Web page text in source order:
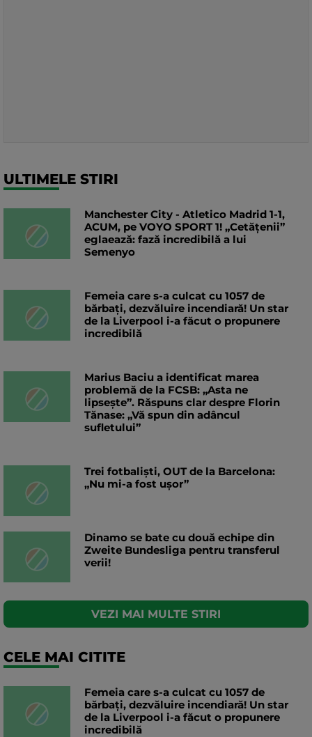
ULTIMELE STIRI
Manchester City - Atletico Madrid 1-1,
ACUM, pe VOYO SPORT 1! „Cetățenii”
eglaează: fază incredibilă a lui
Semenyo
Femeia care s-a culcat cu 1057 de
bărbați, dezvăluire incendiară! Un star
de la Liverpool i-a făcut o propunere
incredibilă
Marius Baciu a identificat marea
problemă de la FCSB: „Asta ne
lipsește”. Răspuns clar despre Florin
Tănase: „Vă spun din adâncul
sufletului”
Trei fotbaliști, OUT de la Barcelona:
„Nu mi-a fost ușor”
Dinamo se bate cu două echipe din
Zweite Bundesliga pentru transferul
verii!
VEZI MAI MULTE STIRI
CELE MAI CITITE
Femeia care s-a culcat cu 1057 de
bărbați, dezvăluire incendiară! Un star
de la Liverpool i-a făcut o propunere
incredibilă